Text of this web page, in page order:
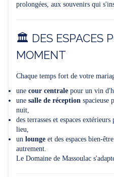
prolongées, aux souvenirs qui
🏛️ DES ESPACES
MOMENT
Chaque temps fort de votre
une cour centrale pour un vin
une salle de réception spacieuse
nuit,
des terrasses et espaces
lieu,
un lounge et des espaces bien-
autrement.
Le Domaine de Massoulac